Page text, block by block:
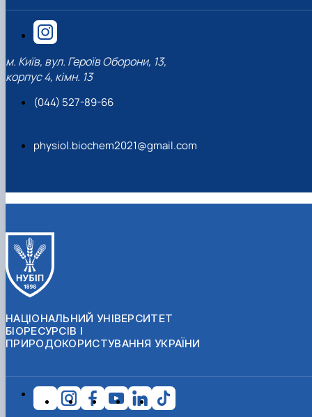
м. Київ, вул. Героїв Оборони, 13,
корпус 4, кімн. 13
(044) 527-89-66
physiol.biochem2021@gmail.com
НАЦІОНАЛЬНИЙ УНІВЕРСИТЕТ
БІОРЕСУРСІВ І
ПРИРОДОКОРИСТУВАННЯ УКРАЇНИ